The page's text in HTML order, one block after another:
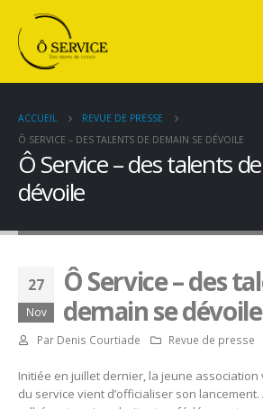
ACCUEIL
REVUE DE PRESSE
Ô SERVICE – DES TALENTS DE DEMAIN SE DÉVOILE
Ô Service – des talents
dévoile
27
Nov
Ô Service – des
demain se dévoile
Par Denis Courtiade Revue de presse
Initiée en juillet dernier, la jeune
du service vient d’officialiser son